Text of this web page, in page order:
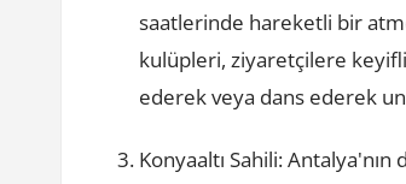
saatlerinde hareketli bir
kulüpleri, ziyaretçilere
ederek veya dans ederek
Konyaaltı Sahili: Antalya'nın